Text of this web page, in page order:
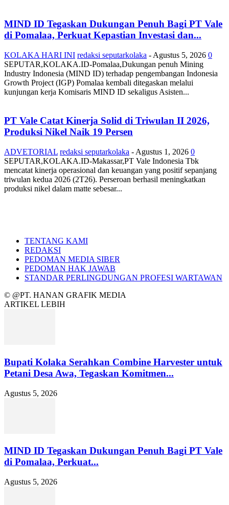
MIND ID Tegaskan Dukungan Penuh Bagi PT Vale
di Pomalaa, Perkuat Kepastian Investasi dan...
KOLAKA HARI INI redaksi seputarkolaka - Agustus 5, 2026 0
SEPUTAR,KOLAKA.ID-Pomalaa,Dukungan penuh Mining
Industry Indonesia (MIND ID) terhadap pengembangan Indonesia
Growth Project (IGP) Pomalaa kembali ditegaskan melalui
kunjungan kerja Komisaris MIND ID sekaligus Asisten...
PT Vale Catat Kinerja Solid di Triwulan II 2026,
Produksi Nikel Naik 19 Persen
ADVETORIAL redaksi seputarkolaka - Agustus 1, 2026 0
SEPUTAR,KOLAKA.ID-Makassar,PT Vale Indonesia Tbk
mencatat kinerja operasional dan keuangan yang positif sepanjang
triwulan kedua 2026 (2T26). Perseroan berhasil meningkatkan
produksi nikel dalam matte sebesar...
TENTANG KAMI
REDAKSI
PEDOMAN MEDIA SIBER
PEDOMAN HAK JAWAB
STANDAR PERLINGDUNGAN PROFESI WARTAWAN
© @PT. HANAN GRAFIK MEDIA
ARTIKEL LEBIH
Bupati Kolaka Serahkan Combine Harvester untuk
Petani Desa Awa, Tegaskan Komitmen...
Agustus 5, 2026
MIND ID Tegaskan Dukungan Penuh Bagi PT Vale
di Pomalaa, Perkuat...
Agustus 5, 2026